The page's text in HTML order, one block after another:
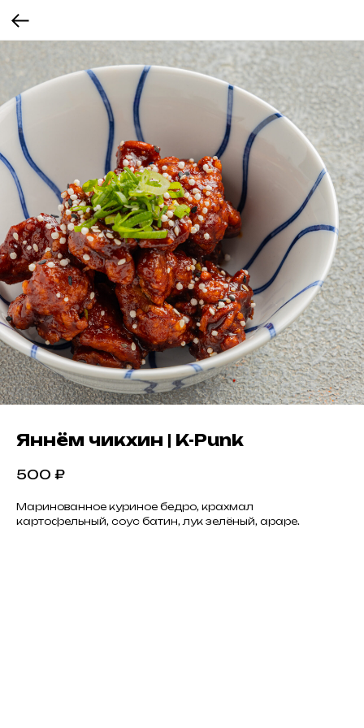
Яннём чикхин | K-Punk
500 ₽
Маринованное куриное бедро, крахмал
картофельный, соус батин, лук зелёный, араре.